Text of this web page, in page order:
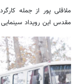
ملاقلی پور از جمله
مقدس این رویداد